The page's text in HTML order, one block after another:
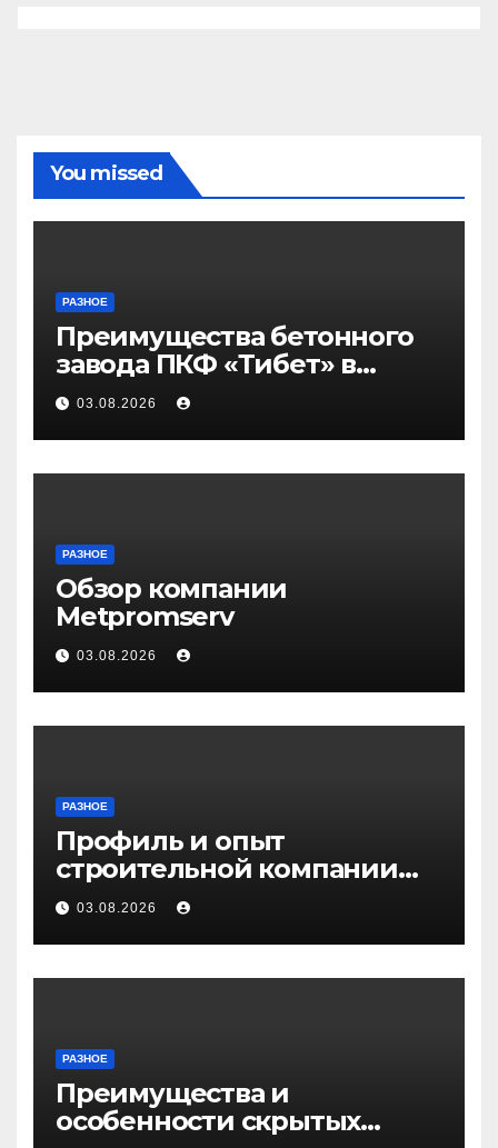
You missed
РАЗНОЕ
Преимущества бетонного
завода ПКФ «Тибет» в
Волгограде и Волжском
03.08.2026
РАЗНОЕ
Обзор компании
Metpromserv
03.08.2026
РАЗНОЕ
Профиль и опыт
строительной компании
Медичи
03.08.2026
РАЗНОЕ
Преимущества и
особенности скрытых